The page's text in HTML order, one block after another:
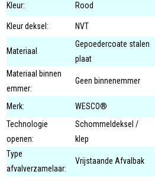
Kleur: Rood
Kleur deksel: NVT
Materiaal
Gepoedercoate stalen
plaat
Materiaal binnen
emmer:
Geen binnenemmer
Merk:
WESCO®
Technologie
openen:
Schommeldeksel /
klep
Type
afvalverzamelaar:
Vrijstaande Afvalbak